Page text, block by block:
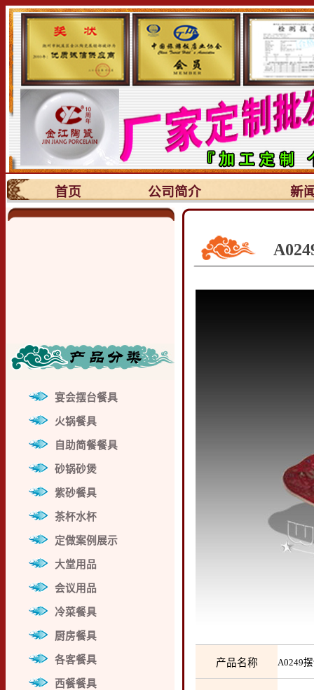
首页 公司简介 新
宴会摆台餐具
火锅餐具
自助简餐餐具
砂锅砂煲
紫砂餐具
茶杯水杯
定做案例展示
大堂用品
会议用品
冷菜餐具
厨房餐具
各客餐具
西餐餐具
产品名称 A0249